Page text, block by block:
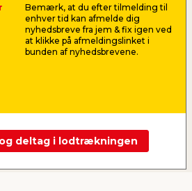
herBemærk, at du efter tilmelding til
enhver tid kan afmelde dig
nyhedsbreve fra jem & fix igen ved
at klikke på afmeldingslinket i
bunden af nyhedsbrevene.
deltag i lodtrækningen